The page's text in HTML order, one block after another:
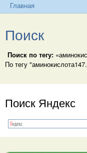
Главная
Поиск
Поиск по тегу:
По тегу
Поиск Яндекс